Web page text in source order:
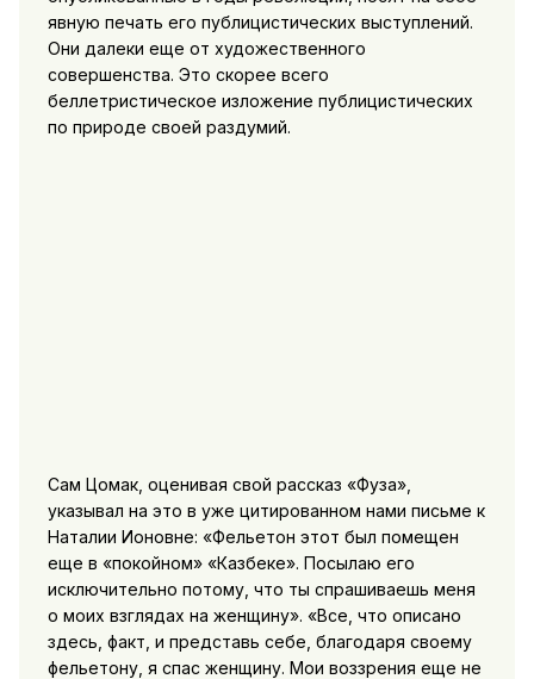
явную печать его публицистических выступлений.
Они далеки еще от художественного
совершенства. Это скорее всего
беллетристическое изложение публицистических
по природе своей раздумий.
Сам Цомак, оценивая свой рассказ «Фуза»,
указывал на это в уже цитированном нами письме к
Наталии Ионовне: «Фельетон этот был помещен
еще в «покойном» «Казбеке». Посылаю его
исключительно потому, что ты спрашиваешь меня
о моих взглядах на женщину». «Все, что описано
здесь, факт, и представь себе, благодаря своему
фельетону, я спас женщину. Мои воззрения еще не